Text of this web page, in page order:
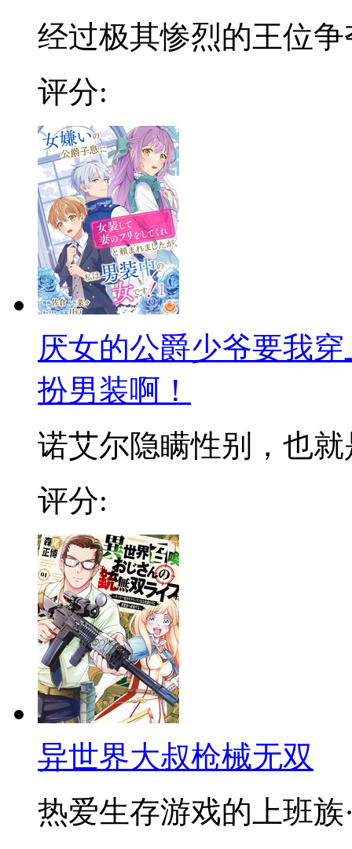
经过极其惨烈的王位争
评分:
厌女的公爵少爷要我
扮男装啊！
诺艾尔隐瞒性别，也就
评分:
异世界大叔枪械无双
热爱生存游戏的上班族